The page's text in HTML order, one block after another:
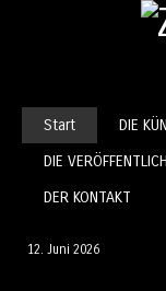
Menü
Springe zum Inhalt
Start DIE
DIE
DER KONTAKT
Between
12. Juni 2026